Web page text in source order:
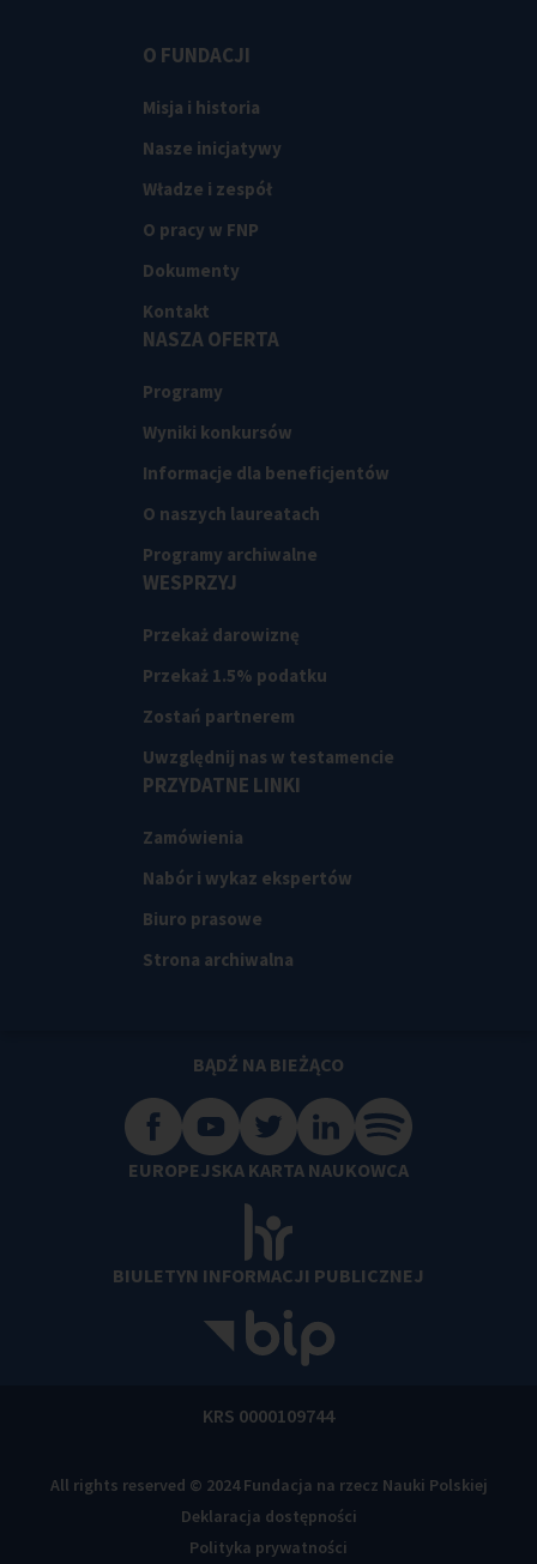
O FUNDACJI
Misja i historia
Nasze inicjatywy
Władze i zespół
O pracy w FNP
Dokumenty
Kontakt
NASZA OFERTA
Programy
Wyniki konkursów
Informacje dla beneficjentów
O naszych laureatach
Programy archiwalne
WESPRZYJ
Przekaż darowiznę
Przekaż 1.5% podatku
Zostań partnerem
Uwzględnij nas w testamencie
PRZYDATNE LINKI
Zamówienia
Nabór i wykaz ekspertów
Biuro prasowe
Strona archiwalna
BĄDŹ NA BIEŻĄCO
EUROPEJSKA KARTA NAUKOWCA
BIULETYN INFORMACJI PUBLICZNEJ
KRS 0000109744
All rights reserved © 2024 Fundacja na rzecz Nauki Polskiej
Deklaracja dostępności
Polityka prywatności